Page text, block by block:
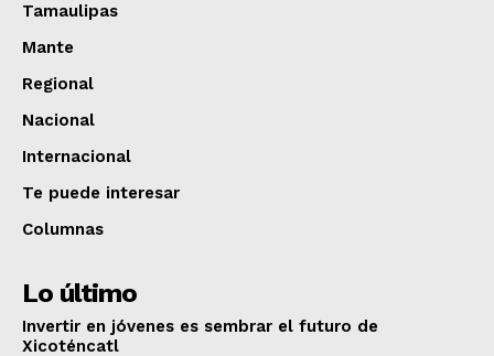
Tamaulipas
Mante
Regional
Nacional
Internacional
Te puede interesar
Columnas
Lo último
Invertir en jóvenes es sembrar el futuro de
Xicoténcatl